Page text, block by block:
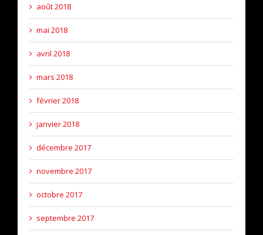
août 2018
mai 2018
avril 2018
mars 2018
février 2018
janvier 2018
décembre 2017
novembre 2017
octobre 2017
septembre 2017